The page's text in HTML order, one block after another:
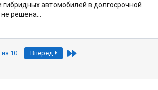
гибридных автомобилей в долгосрочной
решена...
из 10 Вперёд Last